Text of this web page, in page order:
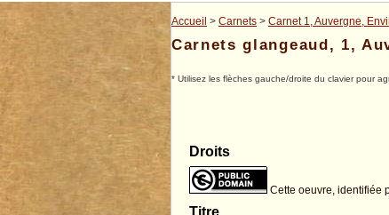
Accueil > Carnets > Carnet 1, Auvergne,
Carnets glangeaud, 1,
* Utilisez les flèches gauche/droite du clavier pour
Droits
Cette oeuvre, identifiée
Titre